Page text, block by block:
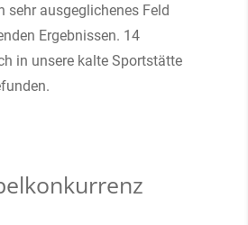
sehr ausgeglichenes Feld
Ergebnissen. 14
in unsere kalte Sportstätte